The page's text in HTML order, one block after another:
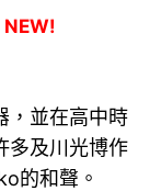
NEW!
，並在高中時
多及川光博作
的和聲。